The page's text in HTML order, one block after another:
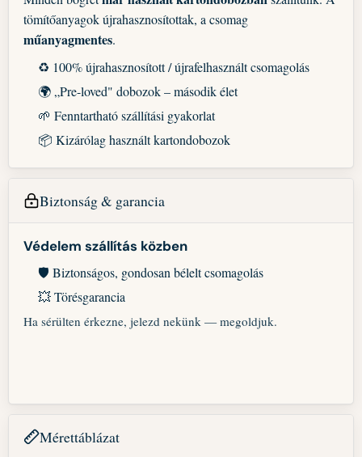
tömítőanyagok újrahasznosítottak, a csomag
műanyagmentes.
♻️ 100% újrahasznosított / újrafelhasznált csomagolás
🌍 „Pre-loved" dobozok – második élet
🌱 Fenntartható szállítási gyakorlat
📦 Kizárólag használt kartondobozok
Biztonság & garancia
Védelem szállítás közben
🛡️ Biztonságos, gondosan bélelt csomagolás
💥 Törésgarancia
Ha sérülten érkezne, jelezd nekünk — megoldjuk.
Mérettáblázat